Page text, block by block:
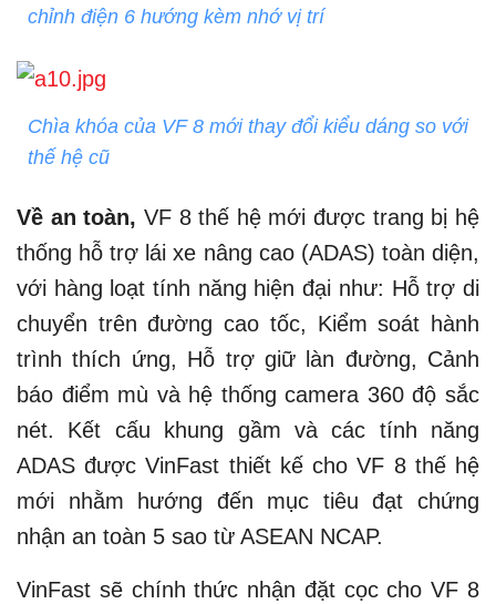
chỉnh điện 6 hướng kèm nhớ vị trí
Chìa khóa của VF 8 mới thay đổi kiểu dáng so với
thế hệ cũ
Về an toàn, VF 8 thế hệ mới được trang bị hệ
thống hỗ trợ lái xe nâng cao (ADAS) toàn diện,
với hàng loạt tính năng hiện đại như: Hỗ trợ di
chuyển trên đường cao tốc, Kiểm soát hành
trình thích ứng, Hỗ trợ giữ làn đường, Cảnh
báo điểm mù và hệ thống camera 360 độ sắc
nét. Kết cấu khung gầm và các tính năng
ADAS được VinFast thiết kế cho VF 8 thế hệ
mới nhằm hướng đến mục tiêu đạt chứng
nhận an toàn 5 sao từ ASEAN NCAP.
VinFast sẽ chính thức nhận đặt cọc cho VF 8